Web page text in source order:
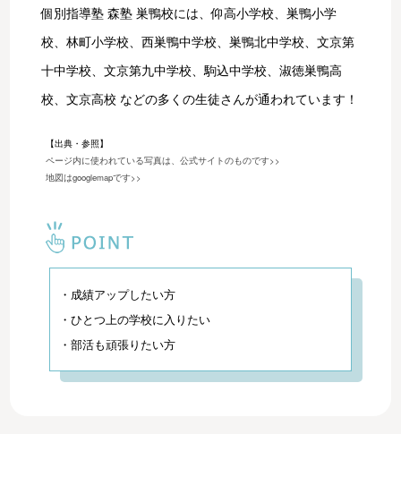
個別指導塾 森塾 巣鴨校には、仰高小学校、巣鴨小学
校、林町小学校、西巣鴨中学校、巣鴨北中学校、文京第
十中学校、文京第九中学校、駒込中学校、淑徳巣鴨高
校、文京高校 などの多くの生徒さんが通われています！
【出典・参照】
ページ内に使われている写真は、公式サイトのものです>>
地図はgooglemapです>>
・成績アップしたい方
・ひとつ上の学校に入りたい
・部活も頑張りたい方